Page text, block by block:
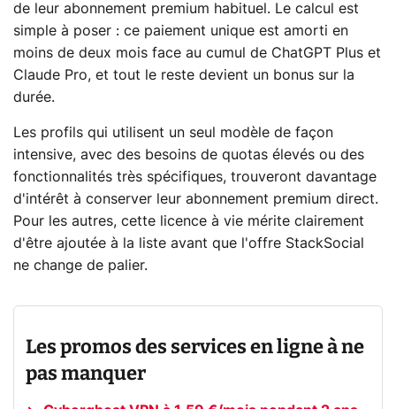
de leur abonnement premium habituel. Le calcul est
simple à poser : ce paiement unique est amorti en
moins de deux mois face au cumul de ChatGPT Plus et
Claude Pro, et tout le reste devient un bonus sur la
durée.
Les profils qui utilisent un seul modèle de façon
intensive, avec des besoins de quotas élevés ou des
fonctionnalités très spécifiques, trouveront davantage
d'intérêt à conserver leur abonnement premium direct.
Pour les autres, cette licence à vie mérite clairement
d'être ajoutée à la liste avant que l'offre StackSocial
ne change de palier.
Les promos des services en ligne à ne
pas manquer